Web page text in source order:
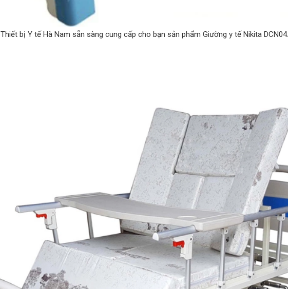
Thiết bị Y tế Hà Nam sẵn sàng cung cấp cho bạn sản phẩm Giường y tế Nikita DCN04.